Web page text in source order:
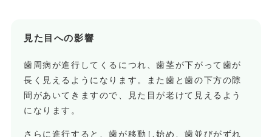
見た目への影響
歯周病が進行してくるにつれ、歯茎が下がって歯が
長く見えるようになります。また歯と歯の下方の隙
間があいてきますので、見た目が老けて見えるよう
になります。
さらに進行すると、歯が移動し始め、歯並びがずれ